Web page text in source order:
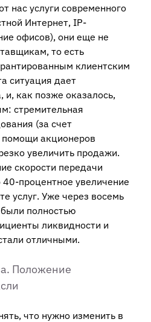
нас услуги современного
Интернет, IP-
офисов), они еще не
то есть
клиентским
ситуация дает
и, как позже оказалось,
стремительная
(за счет
акционеров
увеличить продажи.
скорости передачи
процентное увеличение
услуг. Уже через восемь
полностью
ликвидности и
отличными.
Положение
что нужно изменить в